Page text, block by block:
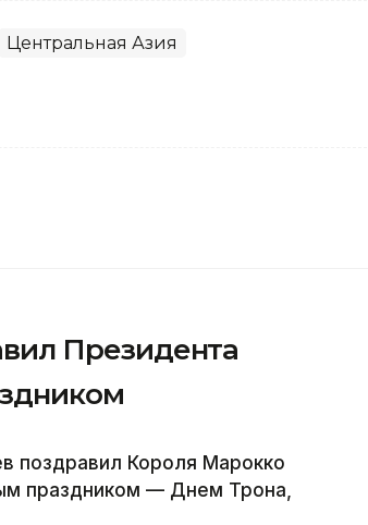
Центральная Азия
Президента
поздравил Короля Марокко
праздником — Днем Трона,